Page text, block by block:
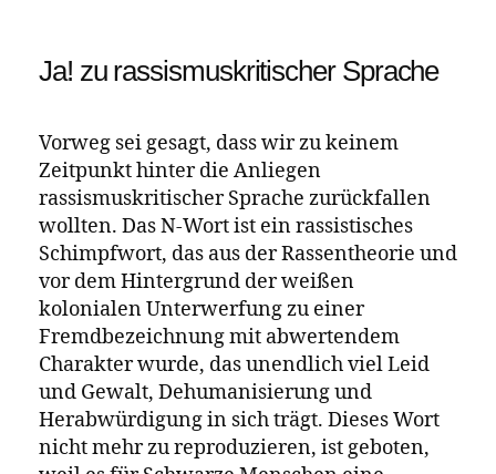
Der RomanSie wäre Königder liberianisch-
amerikanischen AutorinWayétu Moore
im Herbst 2021 im akono Verlag erschienen
ist, stand bereits mehrfach in der Kritik,
weil darin einige Male das N-Wort
ausgeschrieben wird. Dazu möchten wir im
Folgenden gern Stellung nehmen und
Übersetzer:innen, Betroffene und andere
Interessierte zu einer offenen und
respektvollen Debatte einladen, die
Nuanciertheit, analytische Schärfe und best-
practice Ideen zum Ziel hat.